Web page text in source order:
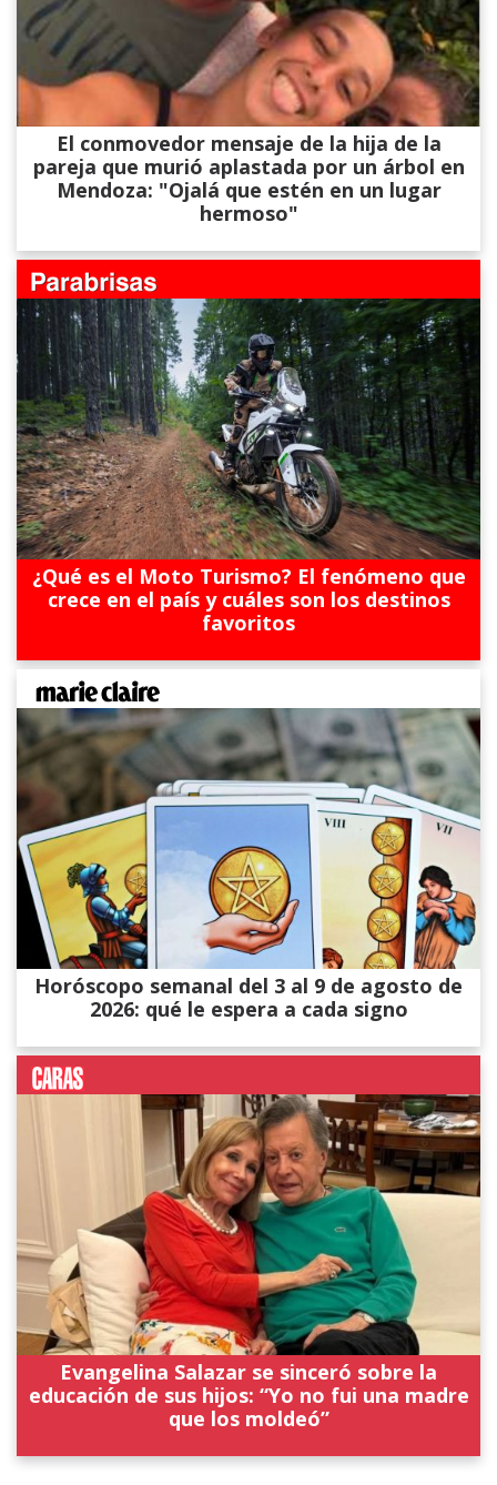
El conmovedor mensaje de la hija de la
pareja que murió aplastada por un árbol en
Mendoza: "Ojalá que estén en un lugar
hermoso"
¿Qué es el Moto Turismo? El fenómeno que
crece en el país y cuáles son los destinos
favoritos
Horóscopo semanal del 3 al 9 de agosto de
2026: qué le espera a cada signo
Evangelina Salazar se sinceró sobre la
educación de sus hijos: “Yo no fui una madre
que los moldeó”